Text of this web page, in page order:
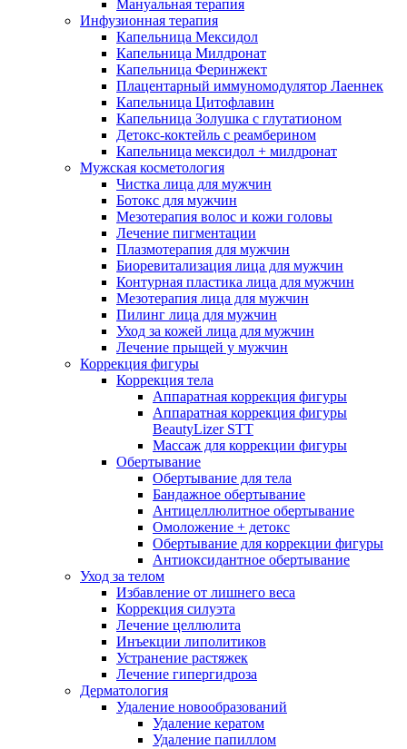
Мануальная терапия
Инфузионная терапия
Капельница Мексидол
Капельница Милдронат
Капельница Феринжект
Плацентарный иммуномодулятор Лаеннек
Капельница Цитофлавин
Капельница Золушка с глутатионом
Детокс-коктейль с реамберином
Капельница мексидол + милдронат
Мужская косметология
Чистка лица для мужчин
Ботокс для мужчин
Мезотерапия волос и кожи головы
Лечение пигментации
Плазмотерапия для мужчин
Биоревитализация лица для мужчин
Контурная пластика лица для мужчин
Мезотерапия лица для мужчин
Пилинг лица для мужчин
Уход за кожей лица для мужчин
Лечение прыщей у мужчин
Коррекция фигуры
Коррекция тела
Аппаратная коррекция фигуры
Аппаратная коррекция фигуры
BeautyLizer STT
Массаж для коррекции фигуры
Обертывание
Обертывание для тела
Бандажное обертывание
Антицеллюлитное обертывание
Омоложение + детокс
Обертывание для коррекции фигуры
Антиоксидантное обертывание
Уход за телом
Избавление от лишнего веса
Коррекция силуэта
Лечение целлюлита
Инъекции липолитиков
Устранение растяжек
Лечение гипергидроза
Дерматология
Удаление новообразований
Удаление кератом
Удаление папиллом